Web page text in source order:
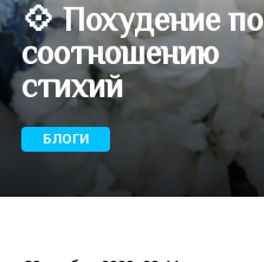
💠 Похудение по
соотношению
стихий
БЛОГИ